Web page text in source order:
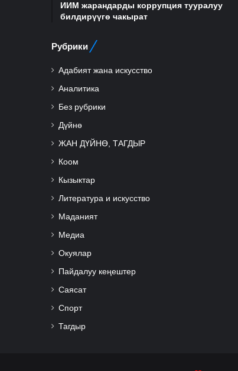
ИИМ жарандарды коррупция тууралуу
билдирүүгө чакырат
Рубрики
Адабият жана искусство
Аналитика
Без рубрики
Дүйнө
ЖАН ДҮЙНӨ, ТАГДЫР
Коом
Кызыктар
Литература и искусство
Маданият
Медиа
Окуялар
Пайдалуу кеңештер
Саясат
Спорт
Тагдыр